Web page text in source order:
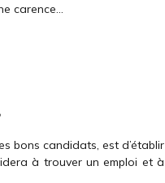
carence…
bons candidats, est d’établir
à trouver un emploi et à